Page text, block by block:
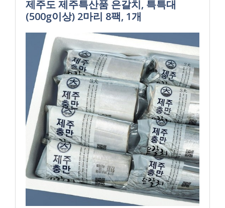
제주도 제주특산품 은갈치, 특특대
(500g이상) 2마리 8팩, 1개